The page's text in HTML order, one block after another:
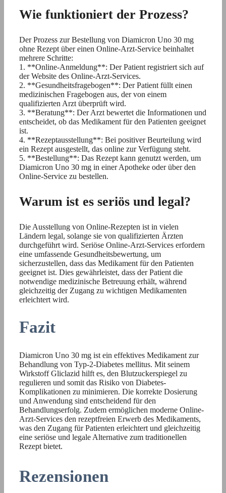
Wie funktioniert der Prozess?
Der Prozess zur Bestellung von Diamicron Uno 30 mg
ohne Rezept über einen Online-Arzt-Service beinhaltet
mehrere Schritte:
1. **Online-Anmeldung**: Der Patient registriert sich auf
der Website des Online-Arzt-Services.
2. **Gesundheitsfragebogen**: Der Patient füllt einen
medizinischen Fragebogen aus, der von einem
qualifizierten Arzt überprüft wird.
3. **Beratung**: Der Arzt bewertet die Informationen und
entscheidet, ob das Medikament für den Patienten geeignet
ist.
4. **Rezeptausstellung**: Bei positiver Beurteilung wird
ein Rezept ausgestellt, das online zur Verfügung steht.
5. **Bestellung**: Das Rezept kann genutzt werden, um
Diamicron Uno 30 mg in einer Apotheke oder über den
Online-Service zu bestellen.
Warum ist es seriös und legal?
Die Ausstellung von Online-Rezepten ist in vielen
Ländern legal, solange sie von qualifizierten Ärzten
durchgeführt wird. Seriöse Online-Arzt-Services erfordern
eine umfassende Gesundheitsbewertung, um
sicherzustellen, dass das Medikament für den Patienten
geeignet ist. Dies gewährleistet, dass der Patient die
notwendige medizinische Betreuung erhält, während
gleichzeitig der Zugang zu wichtigen Medikamenten
erleichtert wird.
Fazit
Diamicron Uno 30 mg ist ein effektives Medikament zur
Behandlung von Typ-2-Diabetes mellitus. Mit seinem
Wirkstoff Gliclazid hilft es, den Blutzuckerspiegel zu
regulieren und somit das Risiko von Diabetes-
Komplikationen zu minimieren. Die korrekte Dosierung
und Anwendung sind entscheidend für den
Behandlungserfolg. Zudem ermöglichen moderne Online-
Arzt-Services den rezeptfreien Erwerb des Medikaments,
was den Zugang für Patienten erleichtert und gleichzeitig
eine seriöse und legale Alternative zum traditionellen
Rezept bietet.
Rezensionen